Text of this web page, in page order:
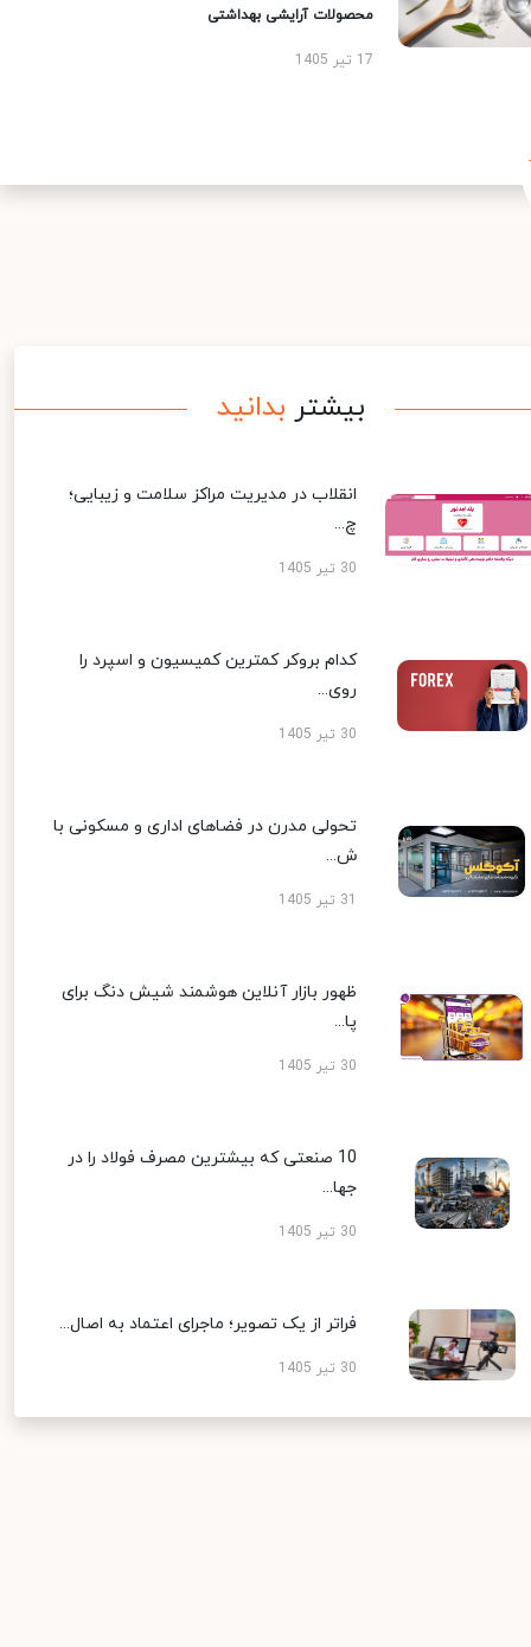
محصولات آرایشی بهداشتی
17 تیر 1405
بیشتر بدانید
انقلاب در مدیریت مراکز سلامت و زیبایی؛
چ...
30 تیر 1405
کدام بروکر کمترین کمیسیون و اسپرد را
روی...
30 تیر 1405
تحولی مدرن در فضاهای اداری و مسکونی با
ش...
ظهور بازار آنلاین هوشمند شیش دنگ برای
پا...
30 تیر 1405
10 صنعتی که بیشترین مصرف فولاد را در
جها...
30 تیر 1405
فراتر از یک تصویر؛ ماجرای اعتماد به اصال...
30 تیر 1405